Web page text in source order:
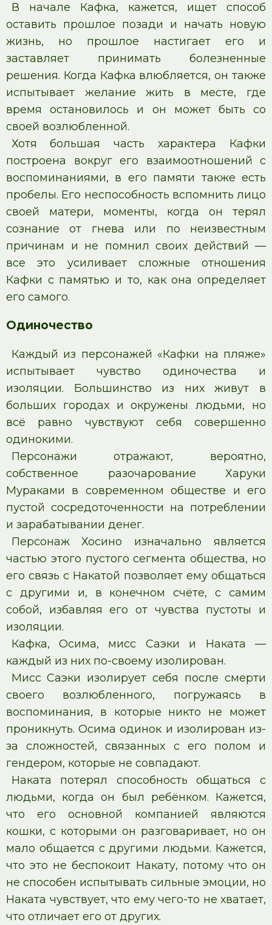
В начале Кафка, кажется, ищет способ
оставить прошлое позади и начать новую
жизнь, но прошлое настигает его и
заставляет принимать болезненные
решения. Когда Кафка влюбляется, он также
испытывает желание жить в месте, где
время остановилось и он может быть со
своей возлюбленной.
Хотя большая часть характера Кафки
построена вокруг его взаимоотношений с
воспоминаниями, в его памяти также есть
пробелы. Его неспособность вспомнить лицо
своей матери, моменты, когда он терял
сознание от гнева или по неизвестным
причинам и не помнил своих действий —
все это усиливает сложные отношения
Кафки с памятью и то, как она определяет
его самого.
Одиночество
Каждый из персонажей «Кафки на пляже»
испытывает чувство одиночества и
изоляции. Большинство из них живут в
больших городах и окружены людьми, но
всё равно чувствуют себя совершенно
одинокими.
Персонажи отражают, вероятно,
собственное разочарование Харуки
Мураками в современном обществе и его
пустой сосредоточенности на потреблении
и зарабатывании денег.
Персонаж Хосино изначально является
частью этого пустого сегмента общества, но
его связь с Накатой позволяет ему общаться
с другими и, в конечном счёте, с самим
собой, избавляя его от чувства пустоты и
изоляции.
Кафка, Осима, мисс Саэки и Наката —
каждый из них по-своему изолирован.
Мисс Саэки изолирует себя после смерти
своего возлюбленного, погружаясь в
воспоминания, в которые никто не может
проникнуть. Осима одинок и изолирован из-
за сложностей, связанных с его полом и
гендером, которые не совпадают.
Наката потерял способность общаться с
людьми, когда он был ребёнком. Кажется,
что его основной компанией являются
кошки, с которыми он разговаривает, но он
мало общается с другими людьми. Кажется,
что это не беспокоит Накату, потому что он
не способен испытывать сильные эмоции, но
Наката чувствует, что ему чего-то не хватает,
что отличает его от других.